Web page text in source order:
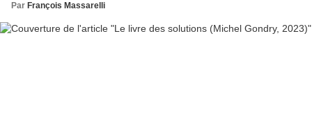
Par François Massarelli